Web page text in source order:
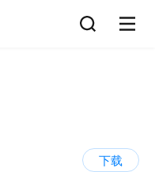
下载